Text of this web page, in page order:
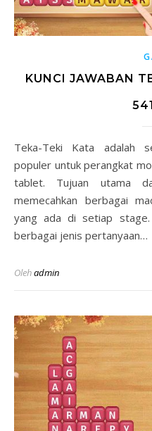
KUNCI JAWABAN
Teka-Teki Kata adalah sebuah game teka-teki yang
populer untuk perangkat
tablet. Tujuan utama
memecahkan berbagai
yang ada di setiap stage.
berbagai jenis pertanyaan…
Olehadmin